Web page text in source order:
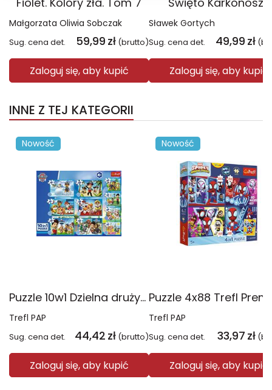
Małgorzata Oliwia Sobczak
Sug. cena det. 59,99 zł (brutto)
Zaloguj się, aby kupić
Sławek Gortych
Sug. cena det. 49,99 zł
Zaloguj się, aby kupić
INNE Z TEJ KATEGORII
Nowość
Puzzle 10w1 Dzielna drużyna Psiego Patrolu 96012
Trefl PAP
Sug. cena det. 44,42 zł (brutto)
Zaloguj się, aby kupić
Nowość
Trefl PAP
Sug. cena det. 33,97 zł
Zaloguj się, aby kupić